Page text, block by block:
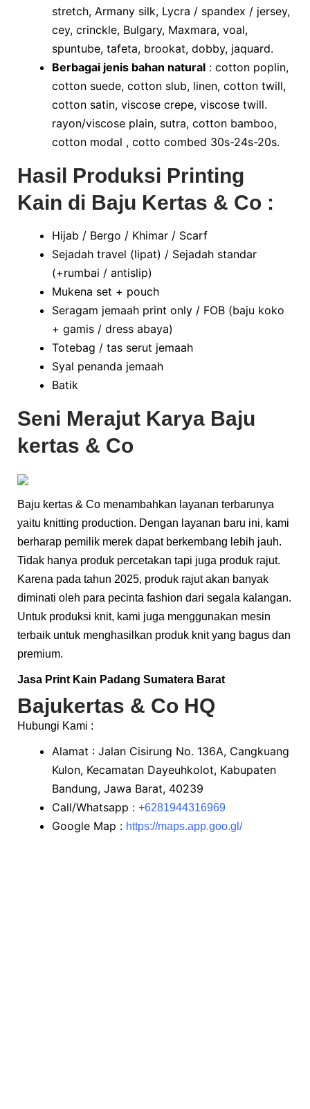
stretch, Armany silk, Lycra / spandex / jersey,
cey, crinckle, Bulgary, Maxmara, voal,
spuntube, tafeta, brookat, dobby, jaquard.
Berbagai jenis bahan natural : cotton poplin,
cotton suede, cotton slub, linen, cotton twill,
cotton satin, viscose crepe, viscose twill.
rayon/viscose plain, sutra, cotton bamboo,
cotton modal , cotto combed 30s-24s-20s.
Hasil Produksi Printing
Kain di Baju Kertas & Co :
Hijab / Bergo / Khimar / Scarf
Sejadah travel (lipat) / Sejadah standar
(+rumbai / antislip)
Mukena set + pouch
Seragam jemaah print only / FOB (baju koko
+ gamis / dress abaya)
Totebag / tas serut jemaah
Syal penanda jemaah
Batik
Seni Merajut Karya Baju
kertas & Co
Baju kertas & Co menambahkan layanan terbarunya
yaitu knitting production. Dengan layanan baru ini, kami
berharap pemilik merek dapat berkembang lebih jauh.
Tidak hanya produk percetakan tapi juga produk rajut.
Karena pada tahun 2025, produk rajut akan banyak
diminati oleh para pecinta fashion dari segala kalangan.
Untuk produksi knit, kami juga menggunakan mesin
terbaik untuk menghasilkan produk knit yang bagus dan
premium.
Jasa Print Kain Padang Sumatera Barat
Bajukertas & Co HQ
Hubungi Kami :
Alamat : Jalan Cisirung No. 136A, Cangkuang
Kulon, Kecamatan Dayeuhkolot, Kabupaten
Bandung, Jawa Barat, 40239
Call/Whatsapp : +6281944316969
Google Map : https://maps.app.goo.gl/